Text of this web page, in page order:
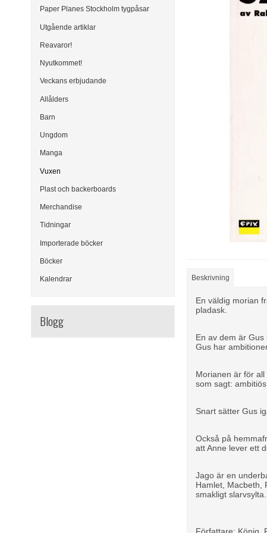
Paper Planes Stockholm tygpåsar
Utgående artiklar
Reavaror!
Nyutkommet!
Veckans erbjudande
Allålders
Barn
Ungdom
Manga
Vuxen
Plast och backerboards
Merchandise
Tidningar
Importerade böcker
Böcker
Kalendrar
Blogg
Beskrivning
En väldig morian
pladask.
En av dem är Gus
Gus har
Morianen är för
som sagt:
Snart sätter Gus
Också på
att Anne lever ett
Jago är en
Hamlet, Macbeth,
smakligt slarvsylta.